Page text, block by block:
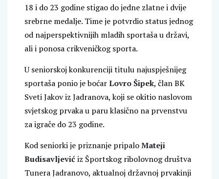
18 i do 23 godine stigao do jedne zlatne i dvije
srebrne medalje. Time je potvrdio status jednog
od najperspektivnijih mladih sportaša u državi,
ali i ponosa crikveničkog sporta.
U seniorskoj konkurenciji titulu najuspješnijeg
sportaša ponio je boćarLovro Šipek, član BK
Sveti Jakov iz Jadranova, koji se okitio naslovom
svjetskog prvaka u paru klasično na prvenstvu
za igrače do 23 godine.
Kod seniorki je priznanje pripaloMateji
Budisavljevićiz Športskog ribolovnog društva
Tunera Jadranovo, aktualnoj državnoj prvakinji